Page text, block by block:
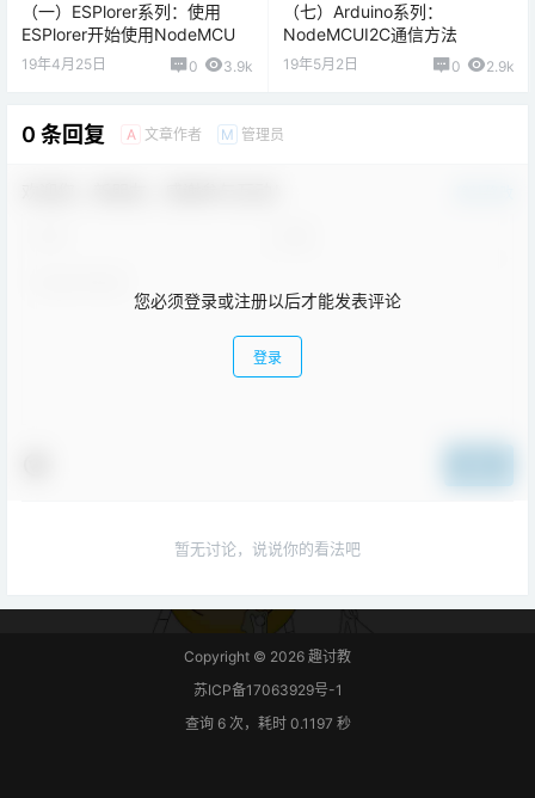
（一）ESPlorer系列：使用
ESPlorer开始使用NodeMCU
19年4月25日 0 3.9k
（七）Arduino系列：
NodeMCUI2C通信方法
19年5月2日 0 2.9k
0 条回复 A 文章作者 M 管理员
您必须登录或注册以后才能发表评论
登录
暂无讨论，说说你的看法吧
Copyright © 2026 趣讨教
苏ICP备17063929号-1
查询 6 次，耗时 0.1197 秒